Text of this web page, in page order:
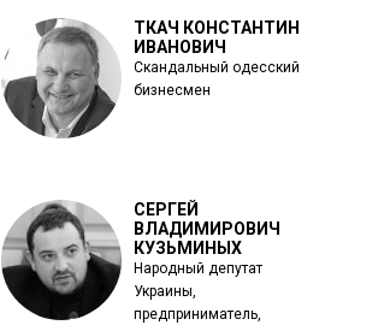
ТКАЧ КОНСТАНТИН
ИВАНОВИЧ
Скандальный одесский
бизнесмен
СЕРГЕЙ
ВЛАДИМИРОВИЧ
КУЗЬМИНЫХ
Народный депутат
Украины,
предприниматель,